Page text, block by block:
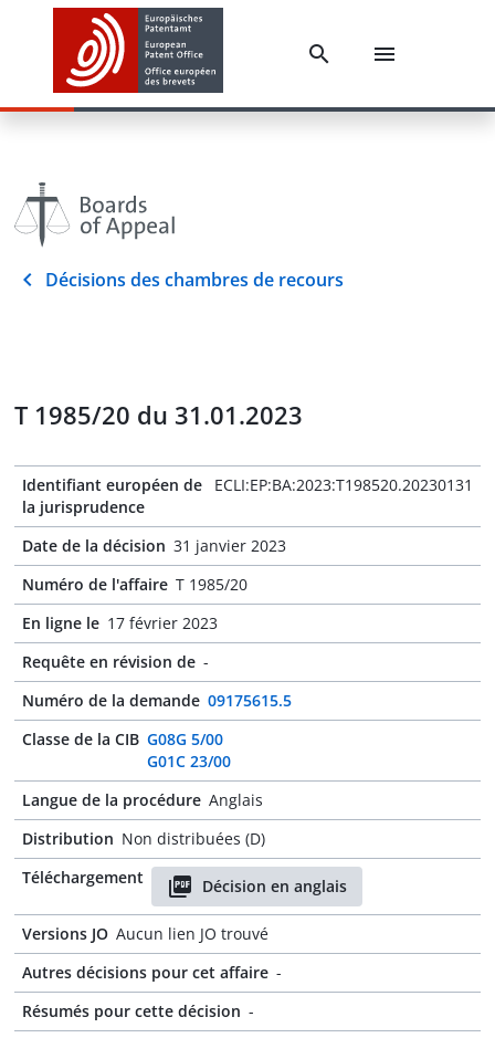
Décisions des chambres de recours
T 1985/20 du 31.01.2023
Identifiant européen de
la jurisprudence
ECLI:EP:BA:2023:T198520.20230131
Date de la décision 31 janvier 2023
Numéro de l'affaire T 1985/20
En ligne le 17 février 2023
Requête en révision de -
Numéro de la demande 09175615.5
Classe de la CIB G08G 5/00
G01C 23/00
Langue de la procédure Anglais
Distribution Non distribuées (D)
Téléchargement
Décision en anglais
Versions JO Aucun lien JO trouvé
Autres décisions pour cet affaire -
Résumés pour cette décision -